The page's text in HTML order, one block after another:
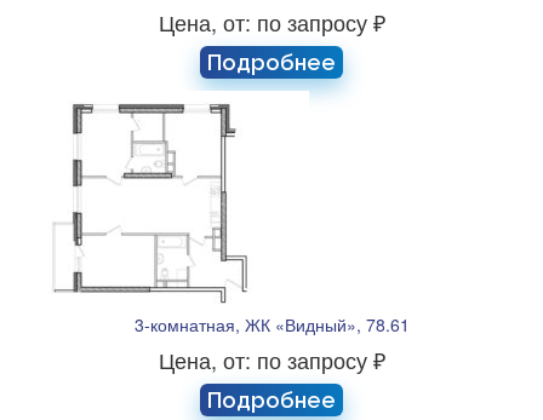
Цена, от: по запросу ₽
Подробнее
3-комнатная, ЖК «Видный», 78.61
Цена, от: по запросу ₽
Подробнее